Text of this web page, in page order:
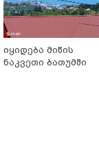
იყიდება მიწის
ნაკვეთი ბათუმში